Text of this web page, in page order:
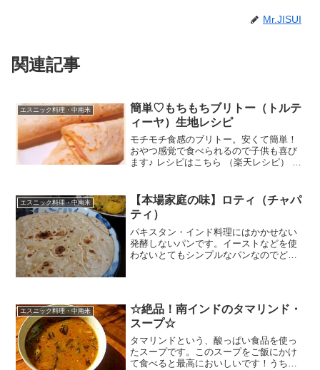
Mr.JISUI
関連記事
エスニック料理・中南米
簡単♡もちもちブリトー（トルテ
ィーヤ）生地レシピ
モチモチ食感のブリトー。安くて簡単！
おやつ感覚で食べられるので子供も喜び
ます♪ レシピはこちら （楽天レシピ） 約
レビュー
エスニック料理・中南米
【本場家庭の味】ロティ（チャパ
ティ）
パキスタン・インド料理にはかかせない
発酵しないパンです。イーストなどを使
わないとてもシンプルなパンなのでどん
エスニック料理・中南米
☆絶品！南インドのタマリンド・
スープ☆
タマリンドという、酸っぱい食品を使っ
たスープです。このスープをご飯にかけ
て食べると最高においしいです！うちの